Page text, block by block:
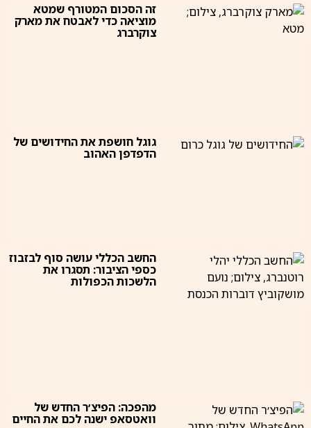
זה הסכום המטורף שמטא
מוציאה כדי לאבטח את מארק
צוקרברג
גוגל חושפת את החידושים של
הדפדפן האהוב
החשב הכללי עושה סוף לבזבוז
כספי הציבור: תסגרו את
הלשכות הכפולות
מהפכה: הפיצ׳ר החדש של
וואטסאפ ישנה לכם את החיים